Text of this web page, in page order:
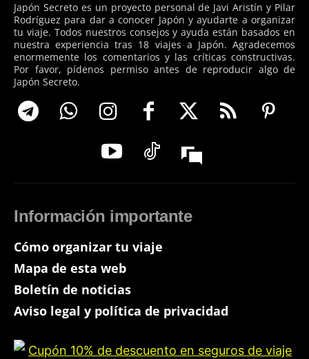
Japón Secreto es un proyecto personal de Javi Aristín y Pilar
Rodríguez para dar a conocer Japón y ayudarte a organizar
tu viaje. Todos nuestros consejos y ayuda están basados en
nuestra experiencia tras 18 viajes a Japón. Agradecemos
enormemente los comentarios y las críticas constructivas.
Por favor, pídenos permiso antes de reproducir algo de
Japón Secreto.
Información importante
Cómo organizar tu viaje
Mapa de esta web
Boletín de noticias
Aviso legal y política de privacidad